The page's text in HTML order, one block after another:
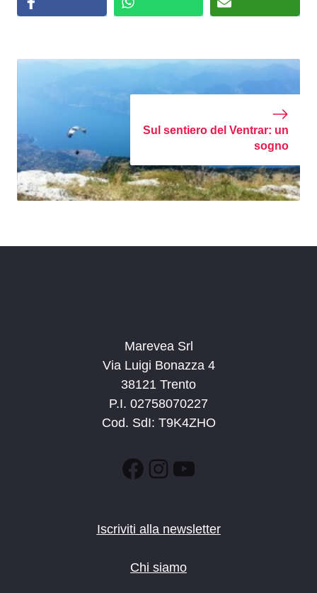
Sul sentiero del Ventrar: un
sogno
Marevea Srl
Via Luigi Bonazza 4
38121 Trento
P.I. 02758070227
Cod. SdI: T9K4ZHO
Facebook
Instagram
YouTube
Iscriviti alla newsletter
Chi siamo